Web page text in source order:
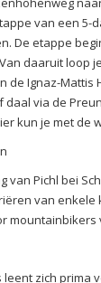
van een 5-
De etappe
daaruit loop
de Ignaz-Mattis
daal via de
kun je met de
van Pichl bei
van enkele
leent zich